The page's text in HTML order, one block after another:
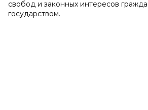
свобод и законных интересов
государством.